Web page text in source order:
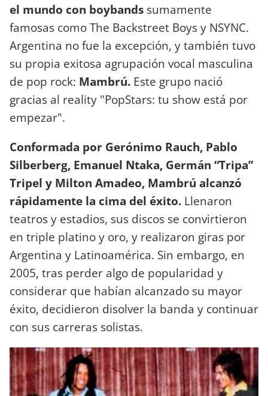
el mundo con boybands sumamente
famosas como The Backstreet Boys y NSYNC.
Argentina no fue la excepción, y también tuvo
su propia exitosa agrupación vocal masculina
de pop rock: Mambrú. Este grupo nació
gracias al reality "PopStars: tu show está por
empezar".
Conformada por Gerónimo Rauch, Pablo
Silberberg, Emanuel Ntaka, Germán “Tripa”
Tripel y Milton Amadeo, Mambrú alcanzó
rápidamente la cima del éxito. Llenaron
teatros y estadios, sus discos se convirtieron
en triple platino y oro, y realizaron giras por
Argentina y Latinoamérica. Sin embargo, en
2005, tras perder algo de popularidad y
considerar que habían alcanzado su mayor
éxito, decidieron disolver la banda y continuar
con sus carreras solistas.